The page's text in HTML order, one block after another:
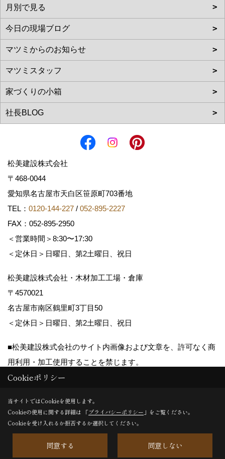
松美建設株式会社
〒468-0044
愛知県名古屋市天白区笹原町703番地
TEL： 0120-144-227 / 052-895-2227
FAX：052-895-2950
＜営業時間＞8:30〜17:30
＜定休日＞日曜日、第2土曜日、祝日
松美建設株式会社・木材加工工場・倉庫
〒4570021
名古屋市南区鶴里町3丁目50
＜定休日＞日曜日、第2土曜日、祝日
■松美建設株式会社のサイト内画像および文章を、許可なく商
用利用・加工使用することを禁じます。
Copyright (c) matsumikensetsu. All Rights Reserved.
Produced byゴデスクリエイト
Cookieポリシー
当サイトではCookieを使用します。
Cookieの使用に関する詳細は 「プライバシーポリシー 」をご覧ください。
Cookieを受け入れるか拒否するか選択してください。
同意する 同意しない